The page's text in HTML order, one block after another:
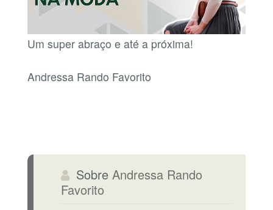
Um super abraço e até a próxima!
Andressa Rando Favorito
Sobre Andressa Rando
Favorito